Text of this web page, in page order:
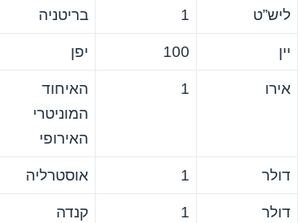
ליש”ט 1 בריטניה
יין 100 יפן
אירו 1
האיחוד
המוניטרי
האירופי
דולר 1 אוסטרליה
דולר 1 קנדה